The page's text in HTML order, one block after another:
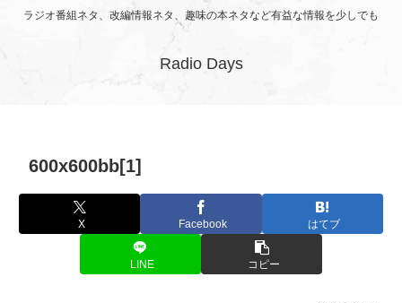
ラジオ番組ネタ、改編情報ネタ、趣味の本ネタなど有益な情報を少しでも
Radio Days
600x600bb[1]
X Facebook はてブ
LINE コピー